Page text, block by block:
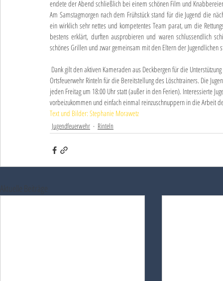
endete der Abend schließlich bei einem schönen Film und
Am Samstagmorgen nach dem Frühstück stand für die Jugend die
ein wirklich sehr nettes und kompetentes Team parat, um die
bestens erklärt, durften ausprobieren und waren schlussendlich
schönes Grillen und zwar gemeinsam mit den Eltern der
Ortsfeuerwehr Rinteln für die Bereitstellung des Löschtrainers. Die
jeden Freitag um 18:00 Uhr statt (außer in den Ferien). Interessierte
vorbeizukommen und einfach einmal reinzuschnuppern in die Arbeit
Text und Bilder: Stephanie Morawetz
Jugendfeuerwehr Rinteln
Aktuelle Beiträge